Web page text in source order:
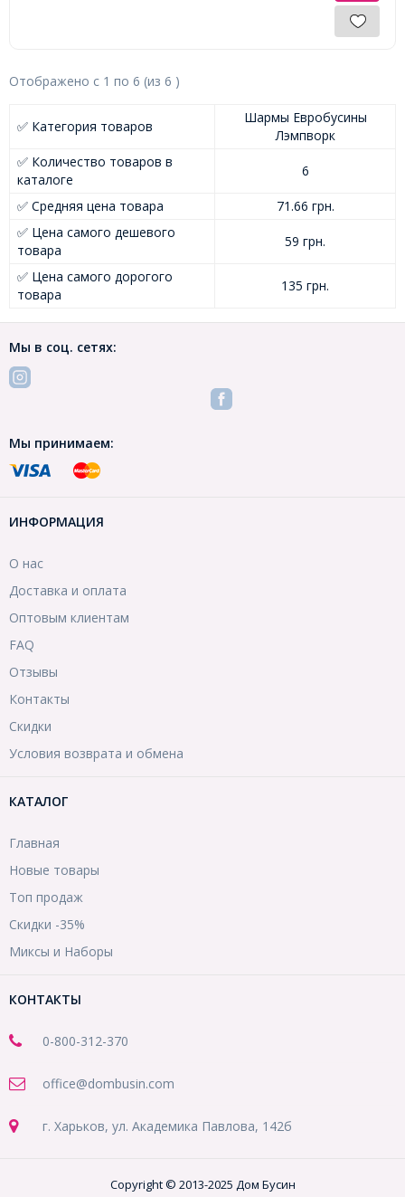
Отображено с 1 по 6 (из 6 )
✅ Категория товаров
Шармы Евробусины
Лэмпворк
✅ Количество товаров в
каталоге
6
✅ Средняя цена товара
71.66 грн.
✅ Цена самого дешевого
товара
59 грн.
✅ Цена самого дорогого
товара
135 грн.
Мы в соц. сетях:
Мы принимаем:
ИНФОРМАЦИЯ
О нас
Доставка и оплата
Оптовым клиентам
FAQ
Отзывы
Контакты
Скидки
Условия возврата и обмена
КАТАЛОГ
Главная
Новые товары
Топ продаж
Скидки -35%
Миксы и Наборы
КОНТАКТЫ
0-800-312-370
office@dombusin.com
г. Харьков, ул. Академика Павлова, 142б
Copyright © 2013-2025 Дом Бусин